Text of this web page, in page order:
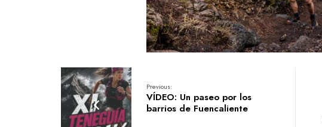
Previous:
VÍDEO: Un paseo por los
barrios de Fuencaliente